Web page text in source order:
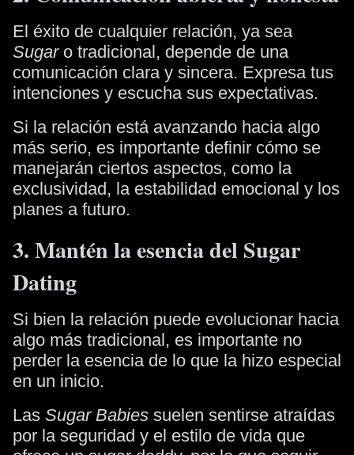
El éxito de cualquier relación, ya sea
Sugaro tradicional, depende de una
comunicación clara y sincera. Expresa tus
intenciones y escucha sus expectativas.
Si la relación está avanzando hacia algo
más serio, es importante definir cómo se
manejarán ciertos aspectos, como la
exclusividad, la estabilidad emocional y los
planes a futuro.
3. Mantén la esencia del Sugar
Dating
Si bien la relación puede evolucionar hacia
algo más tradicional, es importante no
perder la esencia de lo que la hizo especial
en un inicio.
Las Sugar Babies suelen sentirse atraídas
por la seguridad y el estilo de vida que